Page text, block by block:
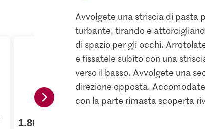
1.80
Avvolgete una striscia di pasta
turbante, tirando e
di spazio per gli occhi.
e fissatele subito con una
verso il basso. Avvolgete una
direzione opposta.
con la parte rimasta scoperta